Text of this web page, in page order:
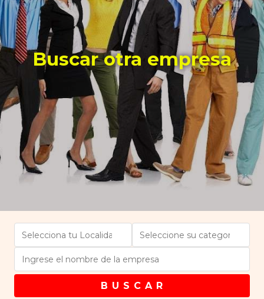
Buscar otra empresa
B U S C A R